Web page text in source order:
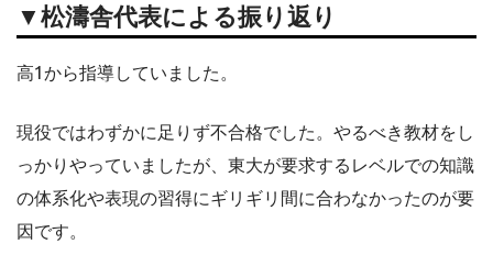
▼松濤舎代表による振り返り
高1から指導していました。
現役ではわずかに足りず不合格でした。やるべき教材をし
っかりやっていましたが、東大が要求するレベルでの知識
の体系化や表現の習得にギリギリ間に合わなかったのが要
因です。